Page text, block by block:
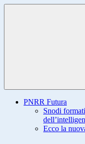
PNRR Futura
Snodi
Ecco la